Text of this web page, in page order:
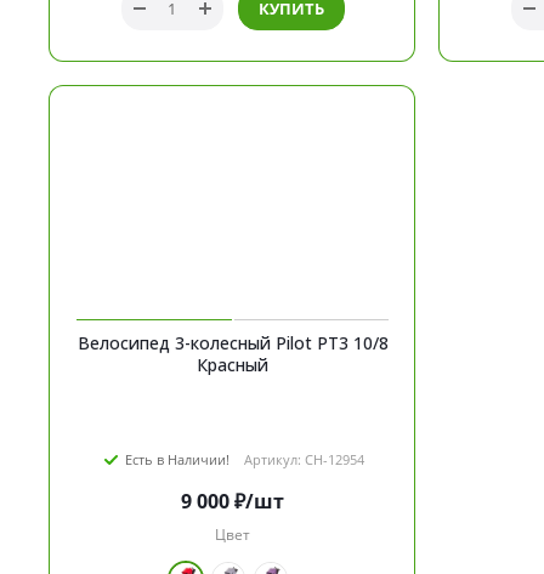
КУПИТЬ
Велосипед 3-колесный Pilot PT3 10/8
Красный
Есть в Наличии! Артикул: CH-12954
9 000₽/шт
Цвет